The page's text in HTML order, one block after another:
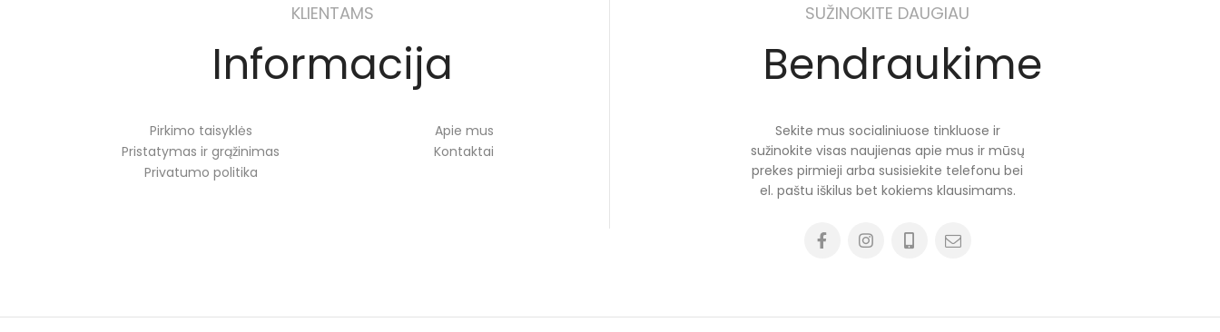
KLIENTAMS
Informacija
Pirkimo taisyklės
Pristatymas ir grąžinimas
Privatumo politika
Apie mus
Kontaktai
SUŽINOKITE DAUGIAU
Bendraukime
Sekite mus socialiniuose tinkluose ir
sužinokite visas naujienas apie mus ir mūsų
prekes pirmieji arba susisiekite telefonu bei
el. paštu iškilus bet kokiems klausimams.